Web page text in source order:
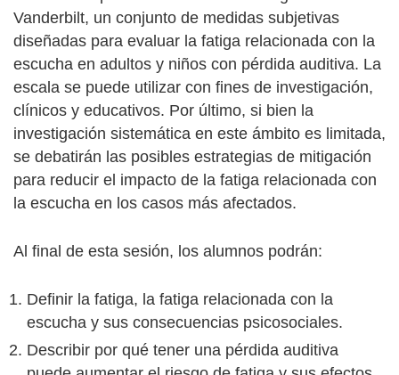
Vanderbilt, un conjunto de medidas subjetivas
diseñadas para evaluar la fatiga relacionada con la
escucha en adultos y niños con pérdida auditiva. La
escala se puede utilizar con fines de investigación,
clínicos y educativos. Por último, si bien la
investigación sistemática en este ámbito es limitada,
se debatirán las posibles estrategias de mitigación
para reducir el impacto de la fatiga relacionada con
la escucha en los casos más afectados.
Al final de esta sesión, los alumnos podrán:
Definir la fatiga, la fatiga relacionada con la
escucha y sus consecuencias psicosociales.
Describir por qué tener una pérdida auditiva